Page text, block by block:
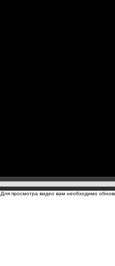
Для просмотра видео вам необходимо